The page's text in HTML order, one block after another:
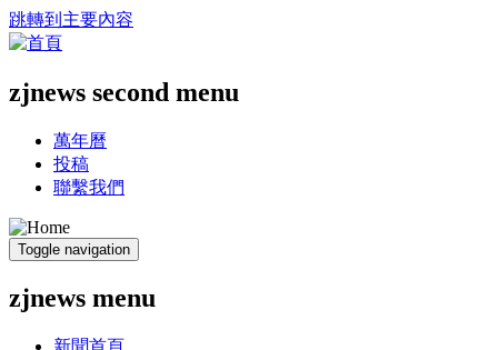
跳轉到主要內容
zjnews second menu
萬年曆
投稿
聯繫我們
Toggle navigation
zjnews menu
新聞首頁